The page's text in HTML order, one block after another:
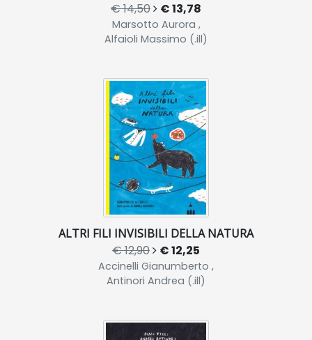
€ 14,50 € 13,78
Marsotto Aurora ,
Alfaioli Massimo (.ill)
ALTRI FILI INVISIBILI DELLA NATURA
€ 12,90 € 12,25
Accinelli Gianumberto ,
Antinori Andrea (.ill)